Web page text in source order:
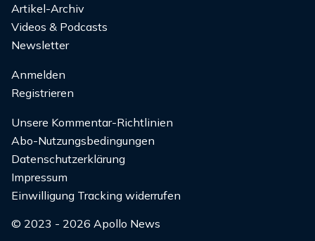
Artikel-Archiv
Videos & Podcasts
Newsletter
Anmelden
Registrieren
Unsere Kommentar-Richtlinien
Abo-Nutzungsbedingungen
Datenschutzerklärung
Impressum
Einwilligung Tracking widerrufen
© 2023 - 2026 Apollo News